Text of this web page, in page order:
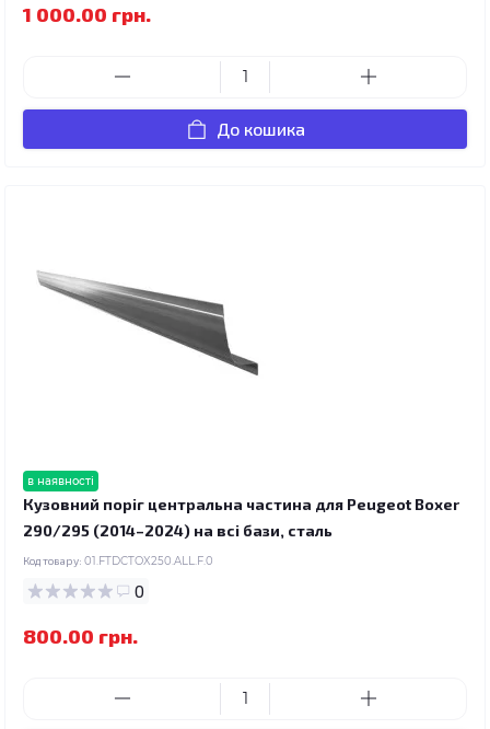
1 000.00 грн.
До кошика
в наявності
Кузовний поріг центральна частина для Peugeot Boxer
290/295 (2014–2024) на всі бази, сталь
Код товару: 01.FTDCTOX250.ALL.F.0
0
800.00 грн.